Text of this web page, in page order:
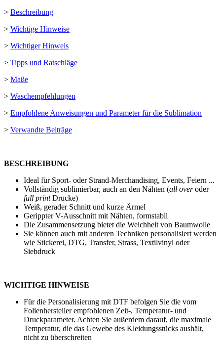
> Beschreibung
> Wichtige Hinweise
> Wichtiger Hinweis
> Tipps und Ratschläge
> Maße
> Waschempfehlungen
> Empfohlene Anweisungen und Parameter für die Sublimation
> Verwandte Beiträge
BESCHREIBUNG
Ideal für Sport- oder Strand-Merchandising, Events, Feiern ...
Vollständig sublimierbar, auch an den Nähten (all overoder
full printDrucke)
Weiß, gerader Schnitt und kurze Ärmel
Gerippter V-Ausschnitt mit Nähten, formstabil
Die Zusammensetzung bietet die Weichheit von Baumwolle
Sie können auch mit anderen Techniken personalisiert werden
wie Stickerei, DTG, Transfer, Strass, Textilvinyl oder
Siebdruck
WICHTIGE HINWEISE
Für die Personalisierung mit DTF befolgen Sie die vom
Folienhersteller empfohlenen Zeit-, Temperatur- und
Druckparameter. Achten Sie außerdem darauf, die maximale
Temperatur, die das Gewebe des Kleidungsstücks aushält,
nicht zu überschreiten